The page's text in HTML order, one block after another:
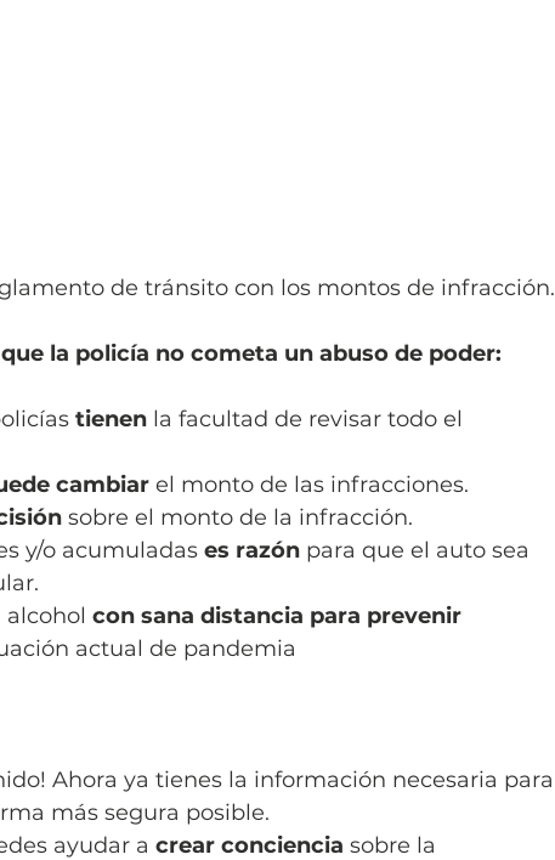
de tránsito con los montos de infracción.
la policía no cometa un abuso de poder:
tienen la facultad de revisar todo el
cambiar el monto de las infracciones.
sobre el monto de la infracción.
y/o acumuladas es razón para que el auto sea
con sana distancia para prevenir
actual de pandemia
Ahora ya tienes la información necesaria para
más segura posible.
ayudar a crear conciencia sobre la